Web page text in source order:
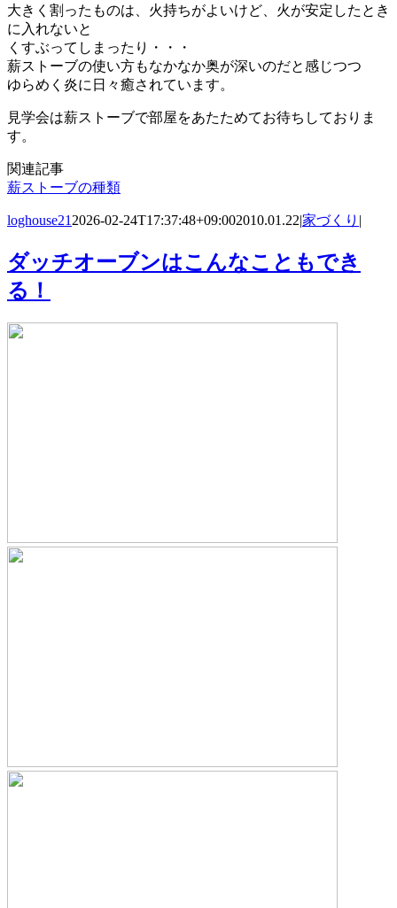
大きく割ったものは、火持ちがよいけど、火が安定したとき
に入れないと
くすぶってしまったり・・・
薪ストーブの使い方もなかなか奥が深いのだと感じつつ
ゆらめく炎に日々癒されています。
見学会は薪ストーブで部屋をあたためてお待ちしておりま
す。
関連記事
薪ストーブの種類
loghouse21 2026-02-24T17:37:48+09:002010.01.22|家づくり |
ダッチオーブンはこんなこともでき
る！